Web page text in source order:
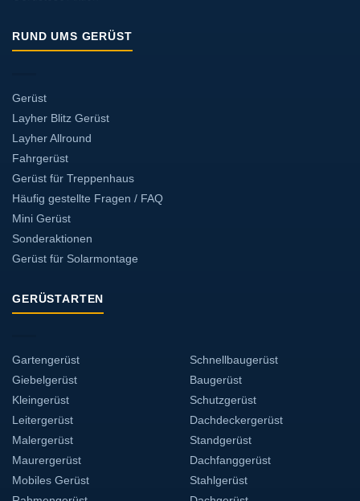
RUND UMS GERÜST
Gerüst
Layher Blitz Gerüst
Layher Allround
Fahrgerüst
Gerüst für Treppenhaus
Häufig gestellte Fragen / FAQ
Mini Gerüst
Sonderaktionen
Gerüst für Solarmontage
GERÜSTARTEN
Gartengerüst
Giebelgerüst
Kleingerüst
Leitergerüst
Malergerüst
Maurergerüst
Mobiles Gerüst
Schnellbaugerüst
Baugerüst
Schutzgerüst
Dachdeckergerüst
Standgerüst
Dachfanggerüst
Stahlgerüst